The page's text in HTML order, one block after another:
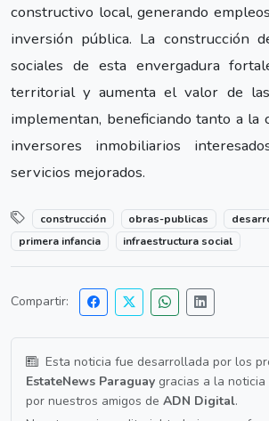
constructivo local, generando
inversión pública. La construcción
sociales de esta envergadura
territorial y aumenta el valor de
implementan, beneficiando tanto a la
inversores inmobiliarios
servicios mejorados.
construcción obras-publicas
primera infancia
infraestructura social
Compartir:
Esta noticia fue desarrollada por los
EstateNews Paraguay gracias a la
por nuestros amigos de ADN Digital.